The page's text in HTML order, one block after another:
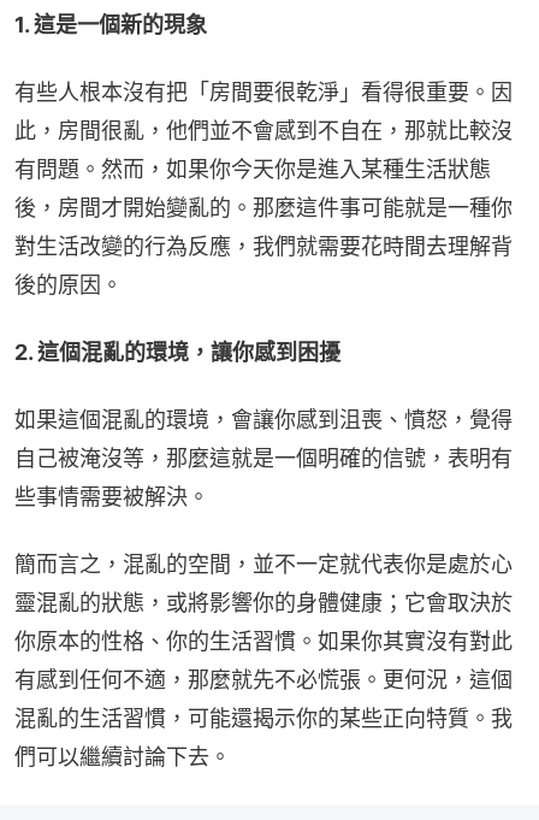
1. 這是一個新的現象
有些人根本沒有把「房間要很乾淨」看得很重要。因
此，房間很亂，他們並不會感到不自在，那就比較沒
有問題。然而，如果你今天你是進入某種生活狀態
後，房間才開始變亂的。那麼這件事可能就是一種你
對生活改變的行為反應，我們就需要花時間去理解背
後的原因。
2. 這個混亂的環境，讓你感到困擾
如果這個混亂的環境，會讓你感到沮喪、憤怒，覺得
自己被淹沒等，那麼這就是一個明確的信號，表明有
些事情需要被解決。
簡而言之，混亂的空間，並不一定就代表你是處於心
靈混亂的狀態，或將影響你的身體健康；它會取決於
你原本的性格、你的生活習慣。如果你其實沒有對此
有感到任何不適，那麼就先不必慌張。更何況，這個
混亂的生活習慣，可能還揭示你的某些正向特質。我
們可以繼續討論下去。